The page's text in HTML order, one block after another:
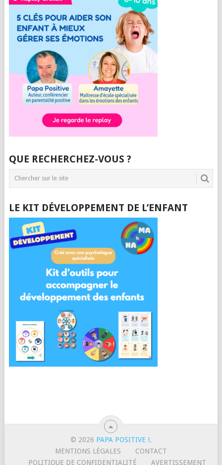
QUE RECHERCHEZ-VOUS ?
LE KIT DÉVELOPPEMENT DE L’ENFANT
© 2026 PAPA POSITIVE !.
MENTIONS LÉGALES
CONTACT
POLITIQUE DE CONFIDENTIALITÉ
AVERTISSEMENT